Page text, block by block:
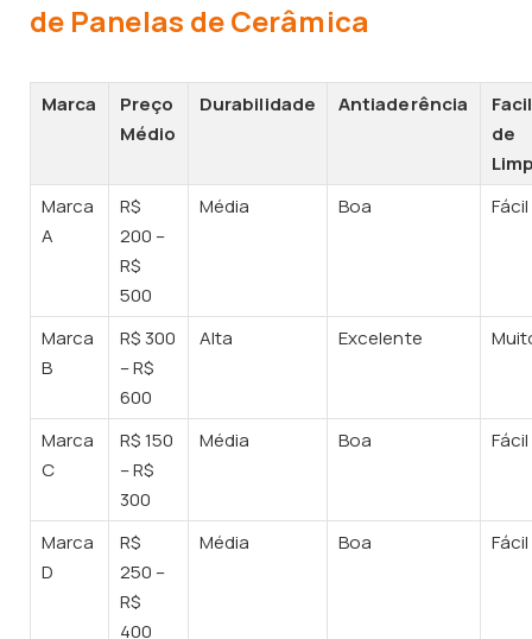
de Panelas de Cerâmica
Marca
Preço
Médio
Durabilidade Antiaderência
de
Marca
A
R$
200 –
R$
500
Média Boa Fácil
Marca
B
R$ 300
– R$
600
Alta Excelente
Marca
C
R$ 150
– R$
300
Média Boa Fácil
Marca
D
R$
250 –
R$
400
Média Boa Fácil